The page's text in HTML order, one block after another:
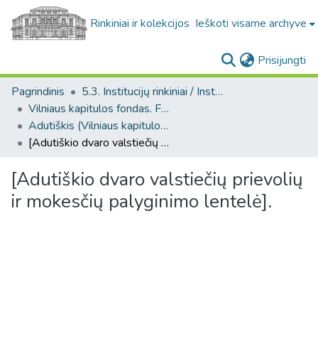
Rinkiniai ir kolekcijos Ieškoti visame archyve
Prisijungti
Pagrindinis
5.3. Institucijų rinkiniai / Institutional collections
Vilniaus kapitulos fondas. F43
Adutiškis (Vilniaus kapitulos fondas. F43. Bažnytinės valdos)
[Adutiškio dvaro valstiečių prievolių ir mokesčių palyginimo lentelė].
[Adutiškio dvaro valstiečių prievolių
ir mokesčių palyginimo lentelė].